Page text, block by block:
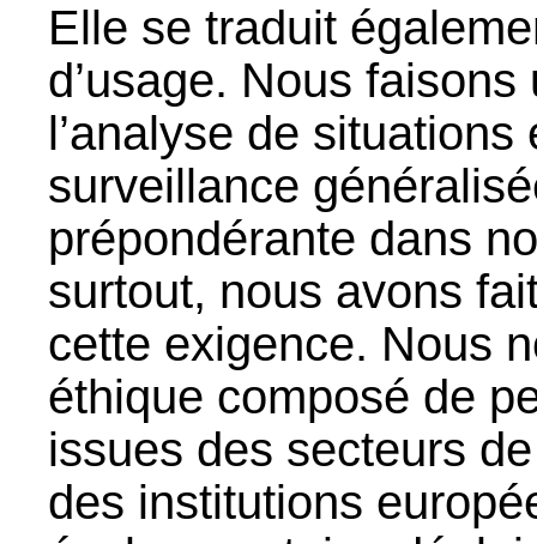
Elle se traduit
d’usage. Nous
l’analyse de
surveillance
prépondérante dans
surtout, nous avons
cette exigence. Nous
éthique composé de
issues des secteurs
des institutions